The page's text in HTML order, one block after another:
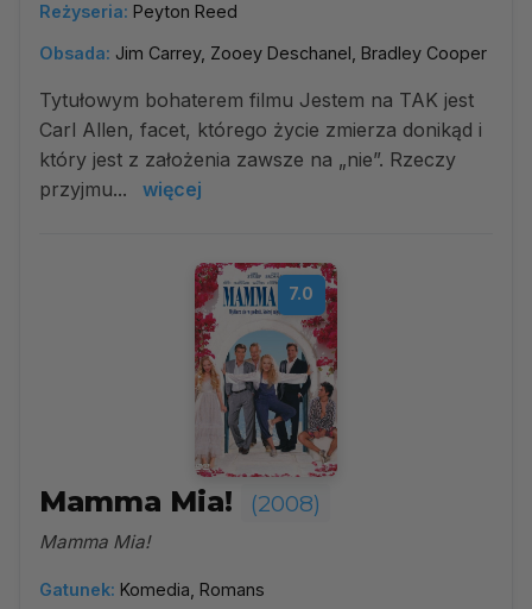
Reżyseria: Peyton Reed
Obsada: Jim Carrey, Zooey Deschanel, Bradley Cooper
Tytułowym bohaterem filmu Jestem na TAK jest
Carl Allen, facet, którego życie zmierza donikąd i
który jest z założenia zawsze na „nie”. Rzeczy
przyjmu...
więcej
7.0
Mamma Mia! (2008)
Mamma Mia!
Gatunek: Komedia, Romans